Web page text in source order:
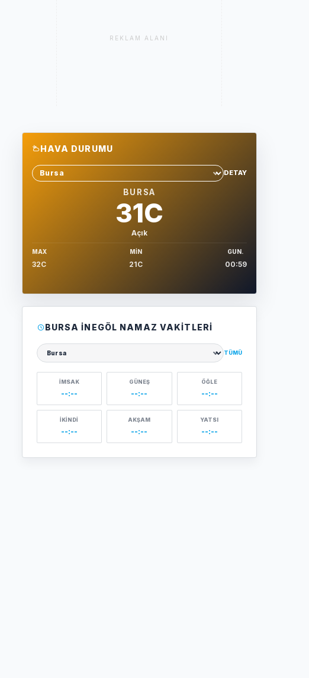
REKLAM ALANI
HAVA DURUMU
Sehir sec
DETAY
BURSA
31C
Açık
MAX
32C
MIN
21C
GUN.
00:59
BURSA İNEGÖL NAMAZ VAKITLERI
Şehir seçin
TÜMÜ
İMSAK
--:--
GÜNEŞ
--:--
ÖĞLE
--:--
İKINDI
--:--
AKŞAM
--:--
YATSI
--:--